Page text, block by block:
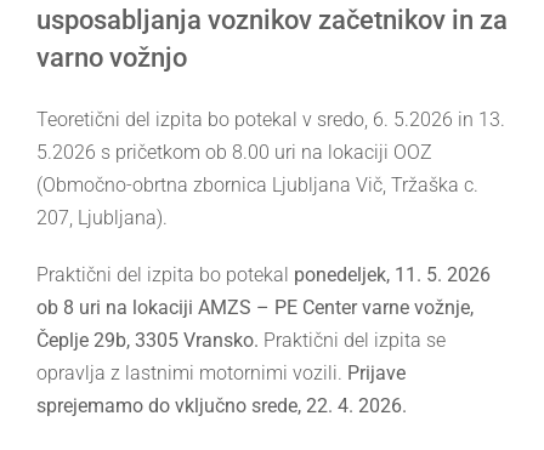
usposabljanja voznikov začetnikov in za
varno vožnjo
Teoretični del izpita bo potekal v sredo, 6. 5.2026 in 13.
5.2026 s pričetkom ob 8.00 uri na lokaciji OOZ
(Območno-obrtna zbornica Ljubljana Vič, Tržaška c.
207, Ljubljana).
Praktični del izpita bo potekal ponedeljek, 11. 5. 2026
ob 8 uri na lokaciji AMZS – PE Center varne vožnje,
Čeplje 29b, 3305 Vransko. Praktični del izpita se
opravlja z lastnimi motornimi vozili. Prijave
sprejemamo do vključno srede, 22. 4. 2026.